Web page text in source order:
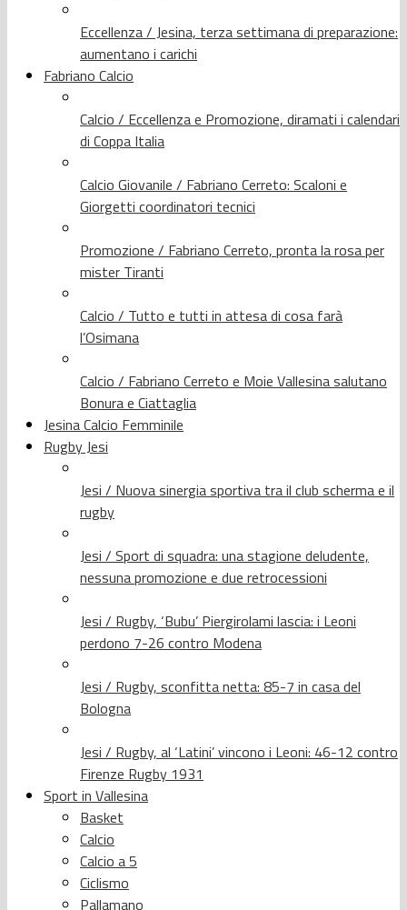
Eccellenza / Jesina, terza settimana di preparazione:
aumentano i carichi
Fabriano Calcio
Calcio / Eccellenza e Promozione, diramati i calendari
di Coppa Italia
Calcio Giovanile / Fabriano Cerreto: Scaloni e
Giorgetti coordinatori tecnici
Promozione / Fabriano Cerreto, pronta la rosa per
mister Tiranti
Calcio / Tutto e tutti in attesa di cosa farà
l’Osimana
Calcio / Fabriano Cerreto e Moie Vallesina salutano
Bonura e Ciattaglia
Jesina Calcio Femminile
Rugby Jesi
Jesi / Nuova sinergia sportiva tra il club scherma e il
rugby
Jesi / Sport di squadra: una stagione deludente,
nessuna promozione e due retrocessioni
Jesi / Rugby, ‘Bubu’ Piergirolami lascia: i Leoni
perdono 7-26 contro Modena
Jesi / Rugby, sconfitta netta: 85-7 in casa del
Bologna
Jesi / Rugby, al ‘Latini’ vincono i Leoni: 46-12 contro
Firenze Rugby 1931
Sport in Vallesina
Basket
Calcio
Calcio a 5
Ciclismo
Pallamano